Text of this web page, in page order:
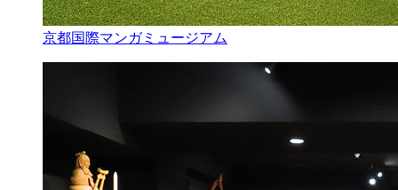
京都国際マンガミュージアム